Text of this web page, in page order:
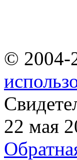
©
22 мая